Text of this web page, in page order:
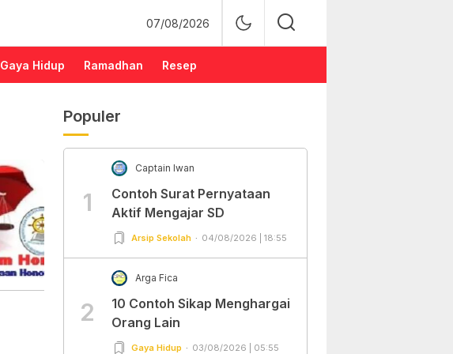
07/08/2026
Gaya Hidup Ramadhan Resep
Populer
1
Captain Iwan
Contoh Surat Pernyataan
Aktif Mengajar SD
Arsip Sekolah 04/08/2026 | 18:55
2
Arga Fica
10 Contoh Sikap Menghargai
Orang Lain
Gaya Hidup 03/08/2026 | 05:55